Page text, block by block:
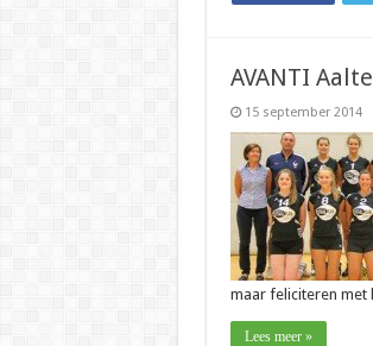
AVANTI
15 september 2014
maar feliciteren met
Lees meer »